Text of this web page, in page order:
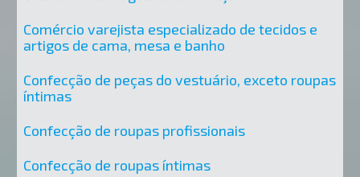
Comércio varejista especializado de tecidos e
artigos de cama, mesa e banho
Confecção de peças do vestuário, exceto roupas
íntimas
Confecção de roupas profissionais
Confecção de roupas íntimas